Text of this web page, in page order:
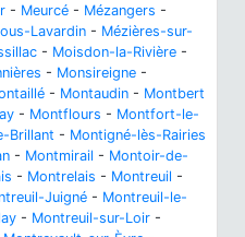
- Meurcé - Mézangers -
Lavardin - Mézières-sur-
- Moisdon-la-Rivière -
- Monsireigne -
- Montaudin - Montbert
- Montflours - Montfort-le-
Brillant - Montigné-lès-Rairies
- Montmirail - Montoir-de-
- Montrelais - Montreuil -
Juigné - Montreuil-le-
- Montreuil-sur-Loir -